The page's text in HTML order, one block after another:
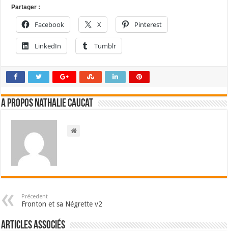
Partager :
Facebook X Pinterest
LinkedIn Tumblr
A propos Nathalie Caucat
Précedent
Fronton et sa Négrette v2
Articles associés